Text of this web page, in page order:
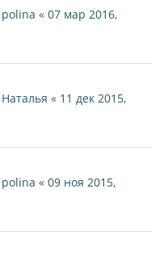
polina « 07 мар 2016,
Наталья « 11 дек 2015,
polina « 09 ноя 2015,